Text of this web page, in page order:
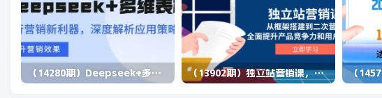
（14280期）Deepseek+多维表格，银行营销新利器，深度解析应用策略，提升营销效果 （13902期）独立站营销课，从框架搭建到二次营销，全面提升产品竞争力和用户忠诚度